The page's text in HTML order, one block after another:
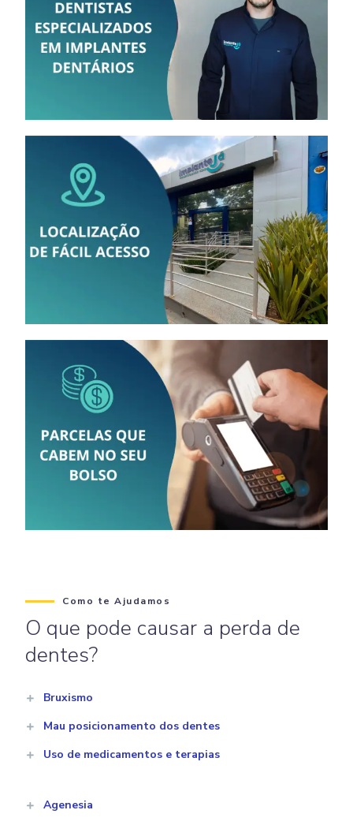
Como te Ajudamos
O que pode causar a perda de
dentes?
Bruxismo
Mau posicionamento dos dentes
Uso de medicamentos e terapias
Agenesia